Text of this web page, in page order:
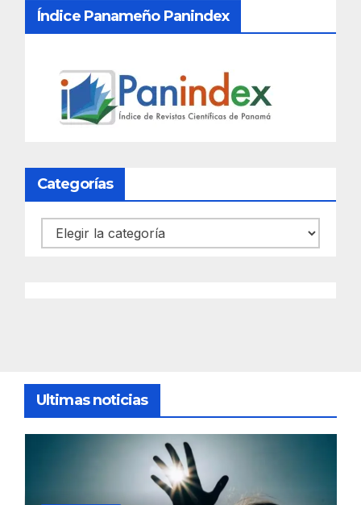
Índice Panameño Panindex
Categorías
Categorías
Ultimas noticias